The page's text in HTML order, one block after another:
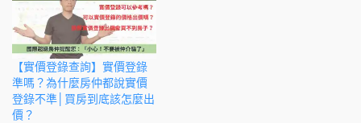
【實價登錄查詢】實價登錄
準嗎？為什麼房仲都說實價
登錄不準│買房到底該怎麼出
價？